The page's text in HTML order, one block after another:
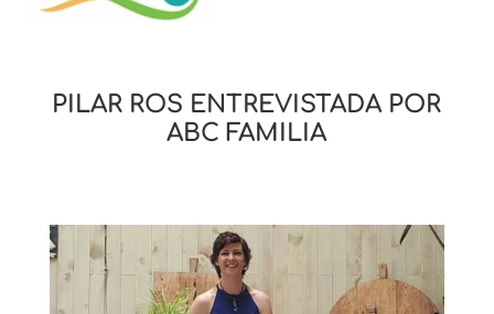
PILAR ROS ENTREVISTADA POR
ABC FAMILIA